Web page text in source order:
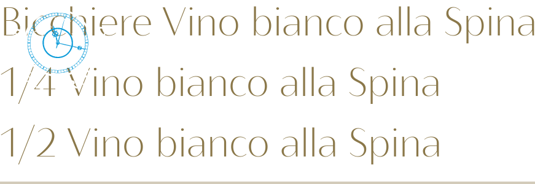
Bicchiere Vino bianco alla Spina
1/4 Vino bianco alla Spina
1/2 Vino bianco alla Spina